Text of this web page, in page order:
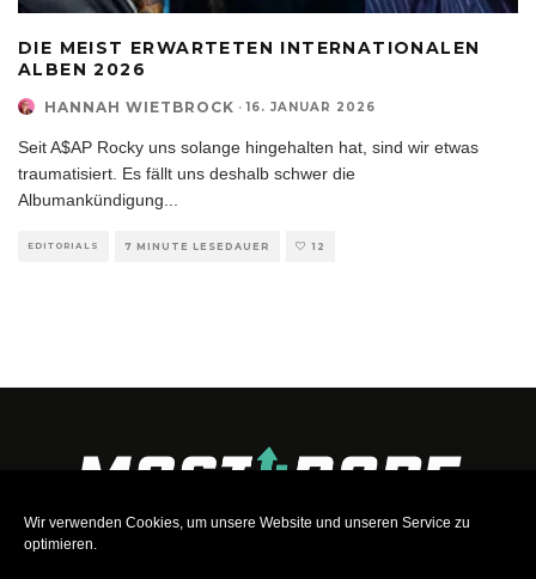
Wir verwenden Cookies, um unsere Website und unseren Service zu
optimieren.
DIE MEIST ERWARTETEN INTERNATIONALEN
ALBEN 2026
HANNAH WIETBROCK · 16. JANUAR 2026
Seit A$AP Rocky uns solange hingehalten hat, sind wir etwas
traumatisiert. Es fällt uns deshalb schwer die
Albumankündigung
EDITORIALS 7 MINUTE LESEDAUER 12